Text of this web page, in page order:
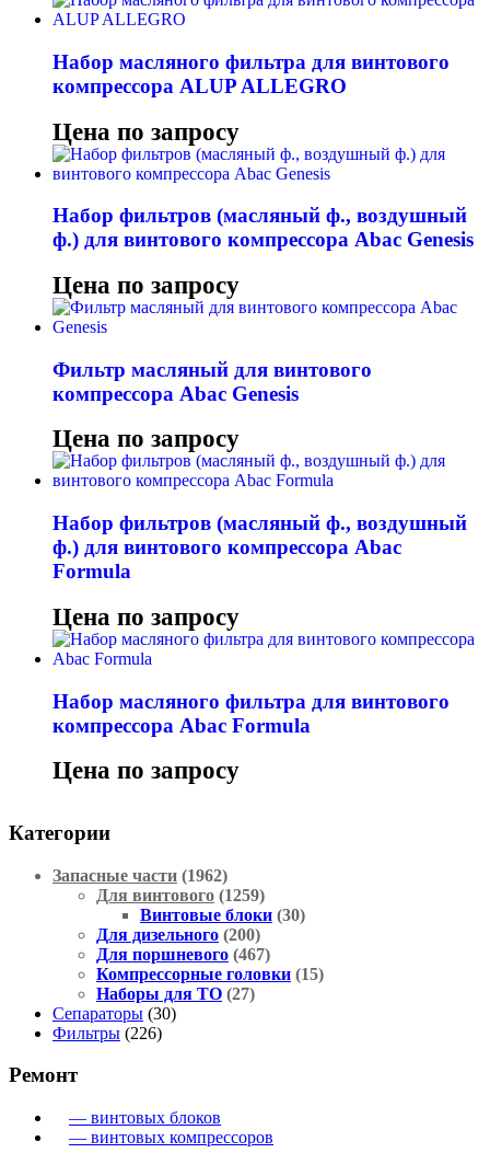
Набор масляного фильтра для винтового
компрессора ALUP ALLEGRO
Цена по запросу
Набор фильтров (масляный ф., воздушный
ф.) для винтового компрессора Abac Genesis
Цена по запросу
Фильтр масляный для винтового
компрессора Abac Genesis
Цена по запросу
Набор фильтров (масляный ф., воздушный
ф.) для винтового компрессора Abac
Formula
Цена по запросу
Набор масляного фильтра для винтового
компрессора Abac Formula
Цена по запросу
Категории
Запасные части (1962)
Для винтового (1259)
Винтовые блоки (30)
Для дизельного (200)
Для поршневого (467)
Компрессорные головки (15)
Наборы для ТО (27)
Сепараторы (30)
Фильтры (226)
Ремонт
— винтовых блоков
— винтовых компрессоров